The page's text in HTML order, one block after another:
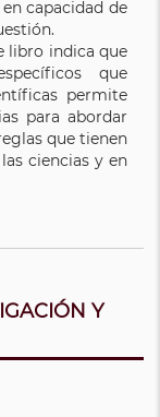
capacidad de
libro indica que
que
permite
para abordar
que tienen
ciencias y en
Y